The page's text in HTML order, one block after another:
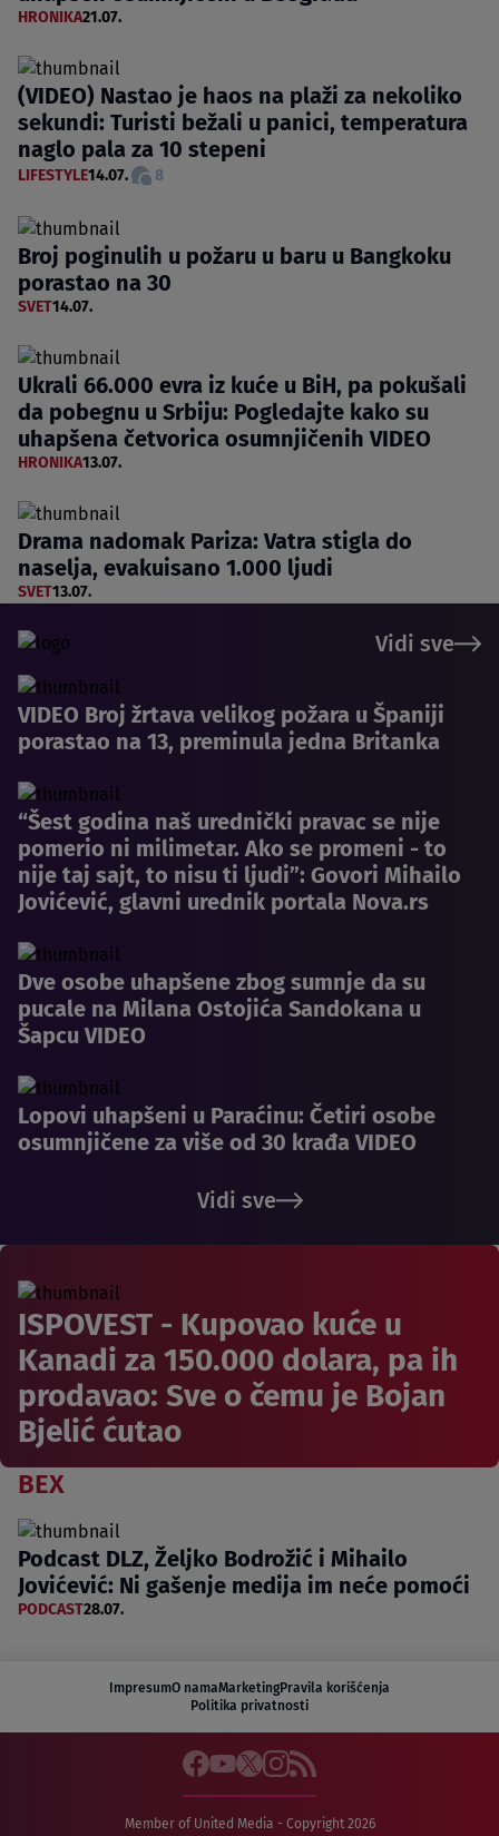
HRONIKA21.07.
(VIDEO) Nastao je haos na plaži za nekoliko
sekundi: Turisti bežali u panici, temperatura
naglo pala za 10 stepeni
LIFESTYLE14.07. 8
Broj poginulih u požaru u baru u Bangkoku
porastao na 30
SVET14.07.
Ukrali 66.000 evra iz kuće u BiH, pa pokušali
da pobegnu u Srbiju: Pogledajte kako su
uhapšena četvorica osumnjičenih VIDEO
HRONIKA13.07.
Drama nadomak Pariza: Vatra stigla do
naselja, evakuisano 1.000 ljudi
SVET13.07.
Vidi sve
VIDEO Broj žrtava velikog požara u Španiji
porastao na 13, preminula jedna Britanka
“Šest godina naš urednički pravac se nije
pomerio ni milimetar. Ako se promeni - to
nije taj sajt, to nisu ti ljudi”: Govori Mihailo
Jovićević, glavni urednik portala Nova.rs
Dve osobe uhapšene zbog sumnje da su
pucale na Milana Ostojića Sandokana u
Šapcu VIDEO
Lopovi uhapšeni u Paraćinu: Četiri osobe
osumnjičene za više od 30 krađa VIDEO
Vidi sve
ISPOVEST - Kupovao kuće u
Kanadi za 150.000 dolara, pa ih
prodavao: Sve o čemu je Bojan
Bjelić ćutao
BEX
Podcast DLZ, Željko Bodrožić i Mihailo
Jovićević: Ni gašenje medija im neće pomoći
PODCAST28.07.
ImpresumO namaMarketingPravila korišćenja
Politika privatnosti
Member of United Media - Copyright 2026